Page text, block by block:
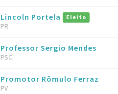
Lincoln Portela Eleito
PR
Professor Sergio Mendes
PSC
Promotor Rômulo Ferraz
PV